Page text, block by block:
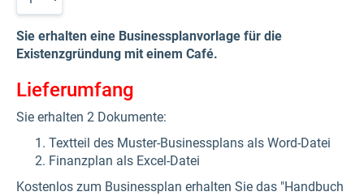
Sie erhalten eine Businessplanvorlage für die
Existenzgründung mit einem Café.
Lieferumfang
Sie erhalten 2 Dokumente:
Textteil des Muster-Businessplans als Word-Datei
Finanzplan als Excel-Datei
Kostenlos zum Businessplan erhalten Sie das "Handbuch